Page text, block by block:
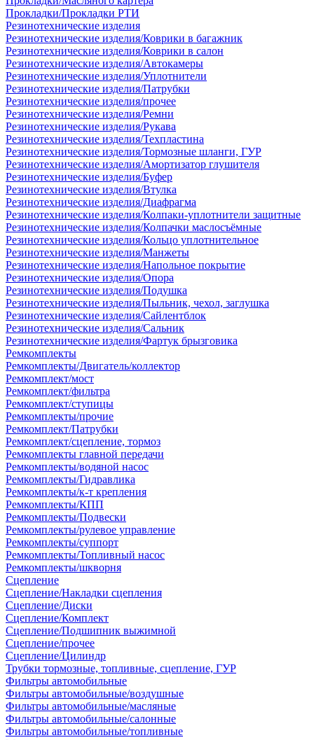
Прокладки/Прокладки РТИ
Резинотехнические изделия
Резинотехнические изделия/Коврики в багажник
Резинотехнические изделия/Коврики в салон
Резинотехнические изделия/Автокамеры
Резинотехнические изделия/Уплотнители
Резинотехнические изделия/Патрубки
Резинотехнические изделия/прочее
Резинотехнические изделия/Ремни
Резинотехнические изделия/Рукава
Резинотехнические изделия/Техпластина
Резинотехнические изделия/Тормозные шланги, ГУР
Резинотехнические изделия/Амортизатор глушителя
Резинотехнические изделия/Буфер
Резинотехнические изделия/Втулка
Резинотехнические изделия/Диафрагма
Резинотехнические изделия/Колпаки-уплотнители защитные
Резинотехнические изделия/Колпачки маслосъёмные
Резинотехнические изделия/Кольцо уплотнительное
Резинотехнические изделия/Манжеты
Резинотехнические изделия/Напольное покрытие
Резинотехнические изделия/Опора
Резинотехнические изделия/Подушка
Резинотехнические изделия/Пыльник, чехол, заглушка
Резинотехнические изделия/Сайлентблок
Резинотехнические изделия/Сальник
Резинотехнические изделия/Фартук брызговика
Ремкомплекты
Ремкомплекты/Двигатель/коллектор
Ремкомплект/мост
Ремкомплект/фильтра
Ремкомплект/ступицы
Ремкомплекты/прочие
Ремкомплект/Патрубки
Ремкомплект/сцепление, тормоз
Ремкомплекты главной передачи
Ремкомплекты/водяной насос
Ремкомплекты/Гидравлика
Ремкомплекты/к-т крепления
Ремкомплекты/КПП
Ремкомплекты/Подвески
Ремкомплекты/рулевое управление
Ремкомплекты/суппорт
Ремкомплекты/Топливный насос
Ремкомплекты/шкворня
Сцепление
Сцепление/Накладки сцепления
Сцепление/Диски
Сцепление/Комплект
Сцепление/Подшипник выжимной
Сцепление/прочее
Сцепление/Цилиндр
Трубки тормозные, топливные, сцепление, ГУР
Фильтры автомобильные
Фильтры автомобильные/воздушные
Фильтры автомобильные/масляные
Фильтры автомобильные/салонные
Фильтры автомобильные/топливные